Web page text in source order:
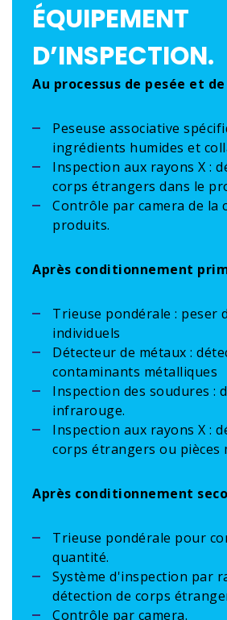
ÉQUIPEMENT
D’INSPECTION.
Au processus de pesée et
Peseuse associative
ingrédients humides et
Inspection aux rayons X :
corps étrangers dans le
Contrôle par camera de la
produits.
Après conditionnement
Trieuse pondérale : peser
individuels
Détecteur de métaux :
contaminants métalliques
Inspection des soudures :
infrarouge.
Inspection aux rayons X :
corps étrangers ou pièces
Après conditionnement
Trieuse pondérale pour
quantité.
Système d'inspection par
détection de corps
Contrôle par camera.